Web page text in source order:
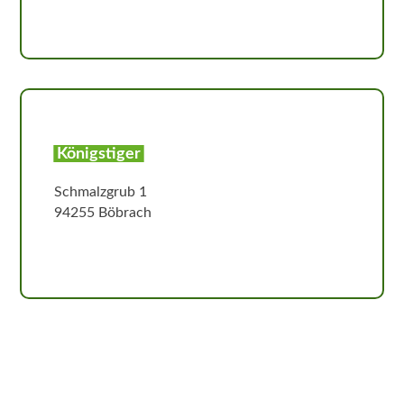
Königstiger
Schmalzgrub 1
94255 Böbrach